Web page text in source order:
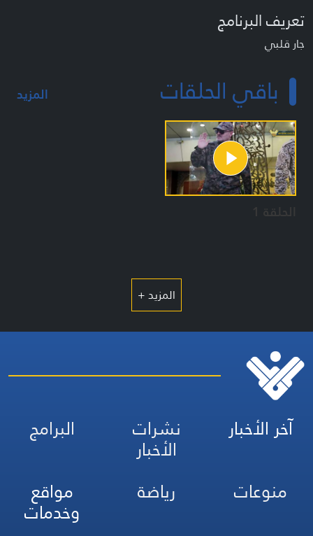
تعريف البرنامج
جار قلبي
باقي الحلقات المزيد
الحلقة 1
المزيد +
آخر الأخبار نشرات
الأخبار
البرامج
منوعات
رياضة مواقع
وخدمات